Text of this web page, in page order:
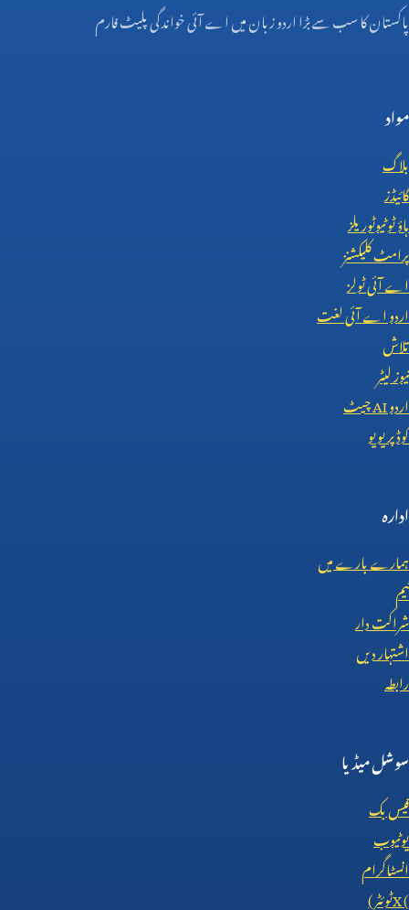
پاکستان کا سب سے بڑا اردو زبان میں اے آئی خواندگی پلیٹ فارم
مواد
بلاگ
گائیڈز
ہاؤ ٹو ٹیوٹوریلز
پرامٹ کلیکشنز
اے آئی ٹولز
اردو اے آئی لغت
تلاش
نیوز لیٹر
اردوAIچیٹ
کوڈ پریویو
ادارہ
ہمارے بارے میں
ٹیم
شراکت دار
اشتہار دیں
رابطہ
سوشل میڈیا
فیس بک
یوٹیوب
انسٹاگرام
X (ٹوئٹر)